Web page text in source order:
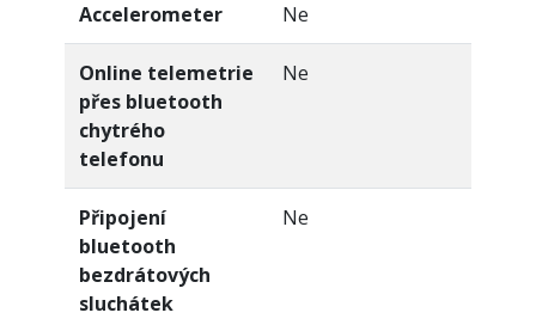
Accelerometer Ne
Online telemetrie
přes bluetooth
chytrého
telefonu
Ne
Připojení
bluetooth
bezdrátových
sluchátek
Ne